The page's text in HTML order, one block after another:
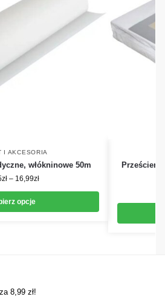
I AKCESORIA
włókninowe 50m
zł – 16,99zł
opcje
8,99 zł!